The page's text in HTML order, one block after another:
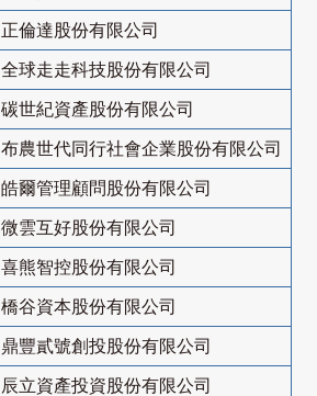
正倫達股份有限公司
全球走走科技股份有限公司
碳世紀資產股份有限公司
布農世代同行社會企業股份有限公司
皓爾管理顧問股份有限公司
微雲互好股份有限公司
喜熊智控股份有限公司
橋谷資本股份有限公司
鼎豐貳號創投股份有限公司
辰立資產投資股份有限公司